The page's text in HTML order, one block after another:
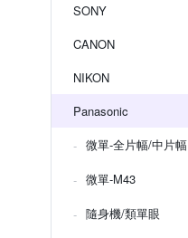
SONY
CANON
NIKON
Panasonic
微單-全片幅/中片幅
微單-M43
隨身機/類單眼